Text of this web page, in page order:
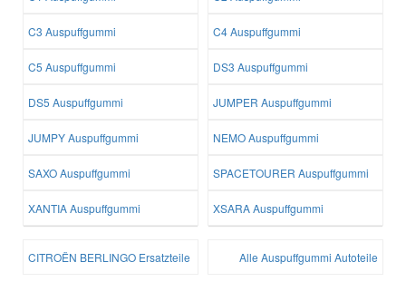
C3 Auspuffgummi C4 Auspuffgummi
C5 Auspuffgummi DS3 Auspuffgummi
DS5 Auspuffgummi JUMPER Auspuffgummi
JUMPY Auspuffgummi NEMO Auspuffgummi
SAXO Auspuffgummi SPACETOURER Auspuffgummi
XANTIA Auspuffgummi XSARA Auspuffgummi
CITROËN BERLINGO Ersatzteile Alle Auspuffgummi Autoteile